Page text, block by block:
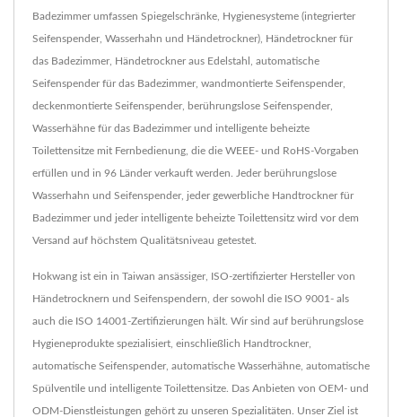
Badezimmer umfassen Spiegelschränke, Hygienesysteme (integrierter
Seifenspender, Wasserhahn und Händetrockner), Händetrockner für
das Badezimmer, Händetrockner aus Edelstahl, automatische
Seifenspender für das Badezimmer, wandmontierte Seifenspender,
deckenmontierte Seifenspender, berührungslose Seifenspender,
Wasserhähne für das Badezimmer und intelligente beheizte
Toilettensitze mit Fernbedienung, die die WEEE- und RoHS-Vorgaben
erfüllen und in 96 Länder verkauft werden. Jeder berührungslose
Wasserhahn und Seifenspender, jeder gewerbliche Handtrockner für
Badezimmer und jeder intelligente beheizte Toilettensitz wird vor dem
Versand auf höchstem Qualitätsniveau getestet.
Hokwang ist ein in Taiwan ansässiger, ISO-zertifizierter Hersteller von
Händetrocknern und Seifenspendern, der sowohl die ISO 9001- als
auch die ISO 14001-Zertifizierungen hält. Wir sind auf berührungslose
Hygieneprodukte spezialisiert, einschließlich Handtrockner,
automatische Seifenspender, automatische Wasserhähne, automatische
Spülventile und intelligente Toilettensitze. Das Anbieten von OEM- und
ODM-Dienstleistungen gehört zu unseren Spezialitäten. Unser Ziel ist